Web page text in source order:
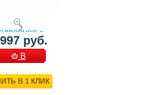
»
руб.
В
В 1 КЛИК